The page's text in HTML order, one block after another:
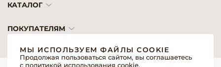
КАТАЛОГ
ПОКУПАТЕЛЯМ
МЫ ИСПОЛЬЗУЕМ ФАЙЛЫ COOKIE
Продолжая пользоваться сайтом, вы соглашаетесь
с политикой использования cookie.